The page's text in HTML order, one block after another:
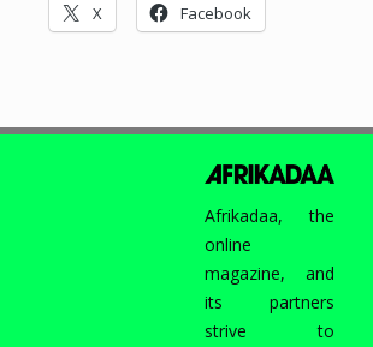
X Facebook
Afrikadaa, the
online
magazine, and
its partners
strive to